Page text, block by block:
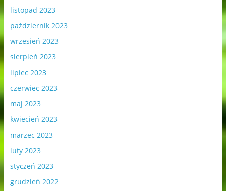
listopad 2023
październik 2023
wrzesień 2023
sierpień 2023
lipiec 2023
czerwiec 2023
maj 2023
kwiecień 2023
marzec 2023
luty 2023
styczeń 2023
grudzień 2022